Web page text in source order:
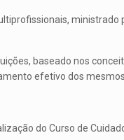
ministrado
baseado nos
efetivo dos mesmos.
do Curso de